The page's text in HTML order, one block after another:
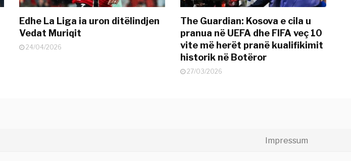
Edhe La Liga ia uron ditëlindjen
Vedat Muriqit
24/04/2026
The Guardian: Kosova e cila u
pranua në UEFA dhe FIFA veç 10
vite më herët pranë kualifikimit
historik në Botëror
27/03/2026
Impressum